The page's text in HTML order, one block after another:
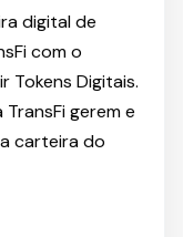
digital de
com o
Tokens Digitais.
gerem e
carteira do